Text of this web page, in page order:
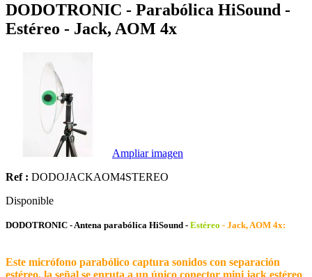
DODOTRONIC - Parabólica HiSound -
Estéreo - Jack, AOM 4x
Ampliar imagen
Ref : DODOJACKAOM4STEREO
Disponible
DODOTRONIC - Antena parabólica HiSound - Estéreo - Jack, AOM 4x:
Este micrófono parabólico captura sonidos con separación